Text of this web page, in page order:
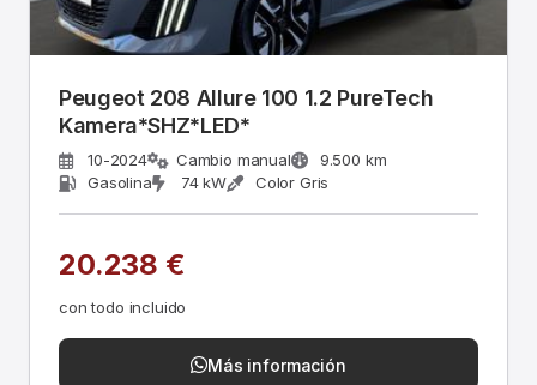
Peugeot 208 Allure 100 1.2 PureTech
Kamera*SHZ*LED*
10-2024 Cambio manual
9.500 km
Gasolina
74 kW Color Gris
20.238 €
con todo incluido
Más información